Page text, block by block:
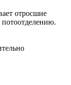
отросшие